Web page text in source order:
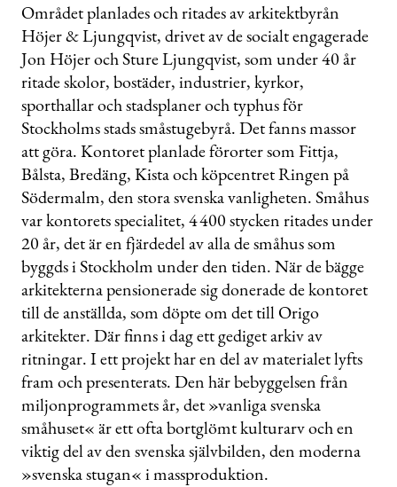
Området planlades och ritades av arkitektbyrån
Höjer & Ljungqvist, drivet av de socialt engagerade
Jon Höjer och Sture Ljungqvist, som under 40 år
ritade skolor, bostäder, industrier, kyrkor,
sporthallar och stadsplaner och typhus för
Stockholms stads småstugebyrå. Det fanns massor
att göra. Kontoret planlade förorter som Fittja,
Bålsta, Bredäng, Kista och köpcentret Ringen på
Södermalm, den stora svenska vanligheten. Småhus
var kontorets specialitet, 4 400 stycken ritades under
20 år, det är en fjärdedel av alla de småhus som
byggds i Stockholm under den tiden. När de bägge
arkitekterna pensionerade sig donerade de kontoret
till de anställda, som döpte om det till Origo
arkitekter. Där finns i dag ett gediget arkiv av
ritningar. I ett projekt har en del av materialet lyfts
fram och presenterats. Den här bebyggelsen från
miljonprogrammets år, det »vanliga svenska
småhuset« är ett ofta bortglömt kulturarv och en
viktig del av den svenska självbilden, den moderna
»svenska stugan« i massproduktion.